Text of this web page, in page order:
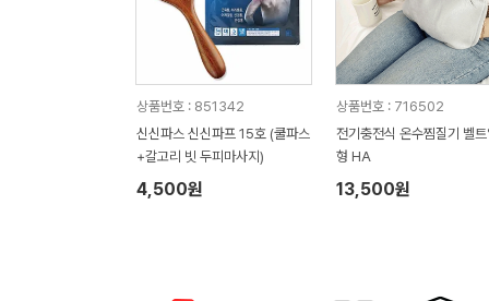
상품번호 : 851342
신신파스 신신파프 15호 (쿨파스
+갈고리 빗 두피마사지)
4,500원
상품번호 : 716502
전기충전식 온수찜질기 벨
형 HA
13,500원